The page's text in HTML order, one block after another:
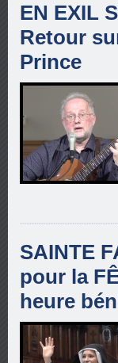
EN EXIL
Retour
Prince
SAINTE
pour la
heure